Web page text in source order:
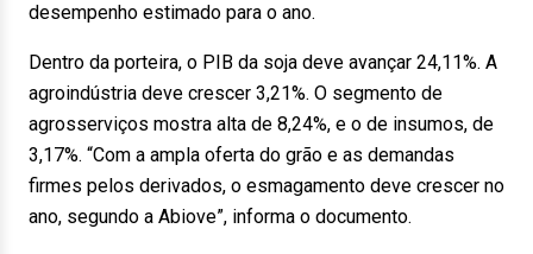
desempenho estimado para o ano.
Dentro da porteira, o PIB da soja deve avançar 24,11%. A
agroindústria deve crescer 3,21%. O segmento de
agrosserviços mostra alta de 8,24%, e o de insumos, de
3,17%. “Com a ampla oferta do grão e as demandas
firmes pelos derivados, o esmagamento deve crescer no
ano, segundo a Abiove”, informa o documento.